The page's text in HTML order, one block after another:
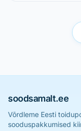
soodsamalt.ee
Võrdleme Eesti
sooduspakkumised